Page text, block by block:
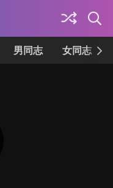
男同志 女同志